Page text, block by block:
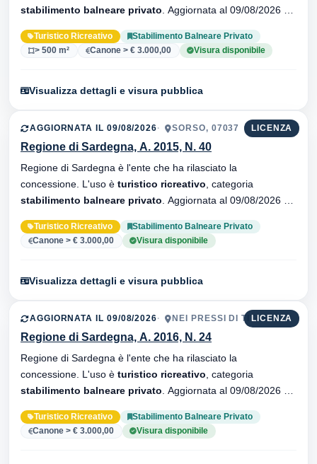
stabilimento balneare privato
Turistico Ricreativo
Stabilimento Balneare Privato
> 500 m²
Canone > € 3.000,00 Visura disponibile
Visualizza dettagli e visura pubblica
LICENZA
AGGIORNATA IL 09/08/2026 SORSO, 07037
Regione di Sardegna, A. 2015, N. 40
Regione di Sardegna è l'ente che ha rilasciato la
concessione. L'uso è turistico ricreativo , categoria
stabilimento balneare privato
Turistico Ricreativo
Stabilimento Balneare Privato
Canone > € 3.000,00
Visura disponibile
Visualizza dettagli e visura pubblica
LICENZA
AGGIORNATA IL 09/08/2026 NEI PRESSI DI TITANIC
Regione di Sardegna, A. 2016, N. 24
Regione di Sardegna è l'ente che ha rilasciato la
concessione. L'uso è turistico ricreativo , categoria
stabilimento balneare privato
Turistico Ricreativo
Stabilimento Balneare Privato
Canone > € 3.000,00
Visura disponibile